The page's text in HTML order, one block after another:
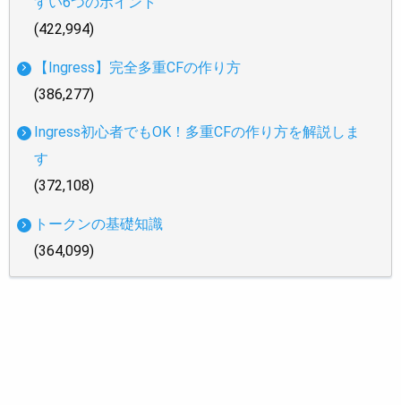
(422,994)
【Ingress】完全多重CFの作り方
(386,277)
Ingress初心者でもOK！多重CFの作り方を解説しま
す
(372,108)
トークンの基礎知識
(364,099)